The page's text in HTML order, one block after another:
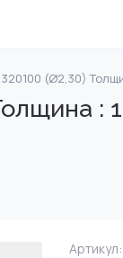
Насос форсунки
DENSO (Ø2,30)
:
Артикул: